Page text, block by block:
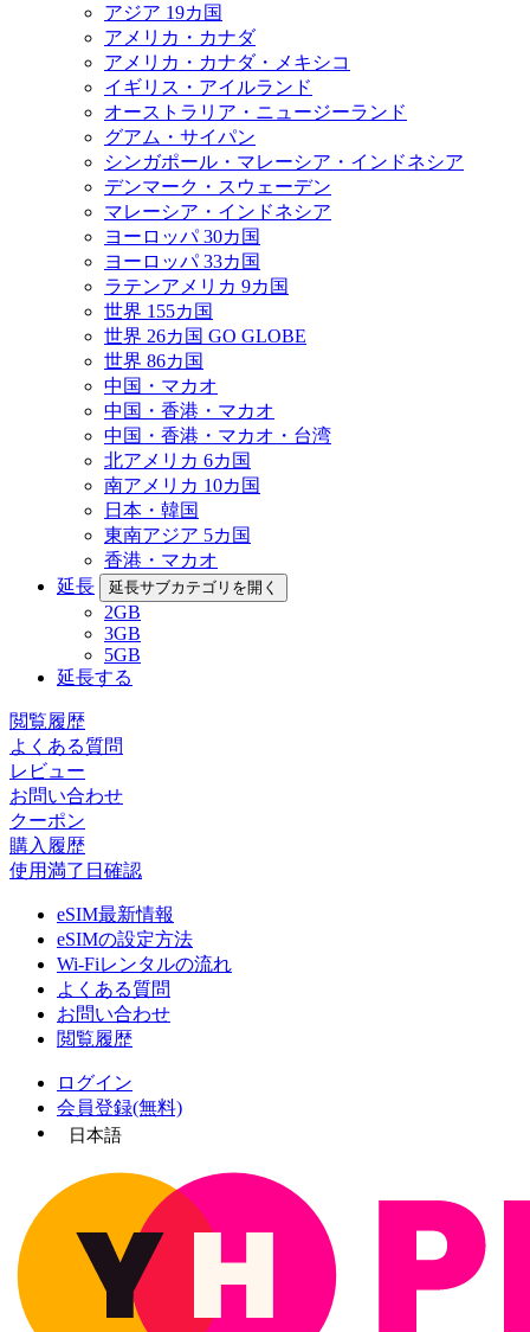
アジア 19カ国
アメリカ・カナダ
アメリカ・カナダ・メキシコ
イギリス・アイルランド
オーストラリア・ニュージーランド
グアム・サイパン
シンガポール・マレーシア・インドネシア
デンマーク・スウェーデン
マレーシア・インドネシア
ヨーロッパ 30カ国
ヨーロッパ 33カ国
ラテンアメリカ 9カ国
世界 155カ国
世界 26カ国 GO GLOBE
世界 86カ国
中国・マカオ
中国・香港・マカオ
中国・香港・マカオ・台湾
北アメリカ 6カ国
南アメリカ 10カ国
日本・韓国
東南アジア 5カ国
香港・マカオ
延長
延長サブカテゴリを開く
2GB
3GB
5GB
延長する
閲覧履歴
よくある質問
レビュー
お問い合わせ
クーポン
購入履歴
使用満了日確認
eSIM最新情報
eSIMの設定方法
Wi-Fiレンタルの流れ
よくある質問
お問い合わせ
閲覧履歴
ログイン
会員登録(無料)
日本語